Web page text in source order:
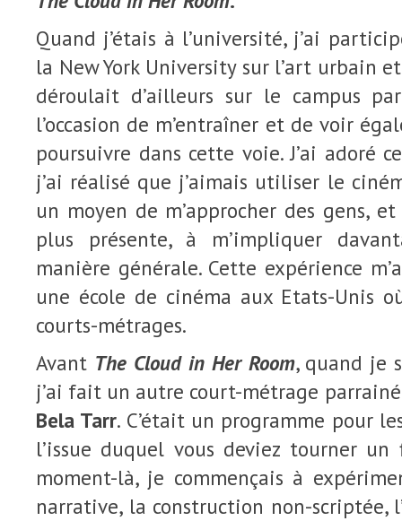
Quand j’étais à l’université, j’ai
la New York University sur l’art urbain
déroulait d’ailleurs sur le campus
l’occasion de m’entraîner et de voir
poursuivre dans cette voie. J’ai adoré
j’ai réalisé que j’aimais utiliser le
un moyen de m’approcher des gens,
plus présente, à m’impliquer
manière générale. Cette expérience
une école de cinéma aux Etats-Unis
courts-métrages.
Avant The Cloud in Her Room, quand je
j’ai fait un autre court-métrage
Bela Tarr. C’était un programme pour
l’issue duquel vous deviez tourner
moment-là, je commençais à
narrative, la construction non-scriptée,